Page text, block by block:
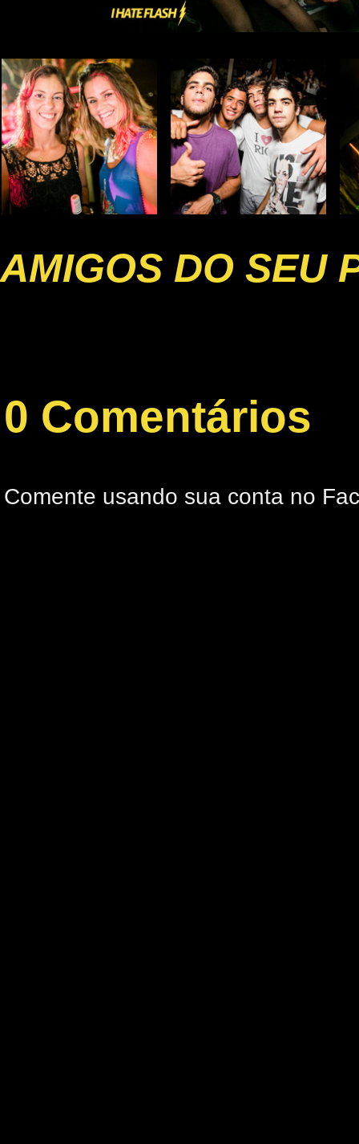
AMIGOS DO SEU
0 Comentários
Comente usando sua conta no